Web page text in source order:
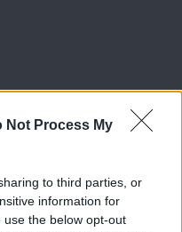
Not Process My
to third parties, or
information for
the below opt-out